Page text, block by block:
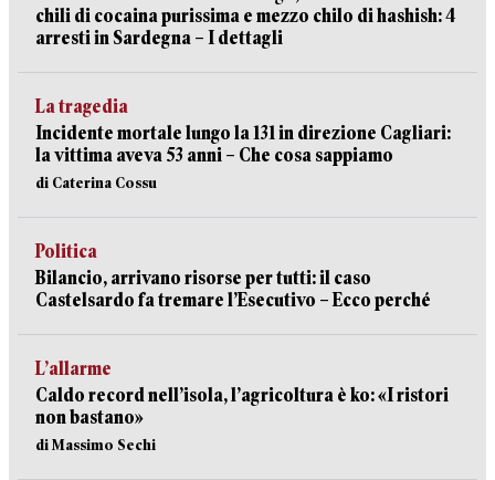
chili di cocaina purissima e mezzo chilo di hashish: 4
arresti in Sardegna – I dettagli
La tragedia
Incidente mortale lungo la 131 in direzione Cagliari:
la vittima aveva 53 anni – Che cosa sappiamo
di Caterina Cossu
Politica
Bilancio, arrivano risorse per tutti: il caso
Castelsardo fa tremare l’Esecutivo – Ecco perché
L’allarme
Caldo record nell’isola, l’agricoltura è ko: «I ristori
non bastano»
di Massimo Sechi